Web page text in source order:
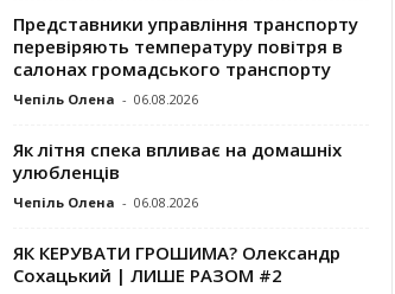
Представники управління транспорту
перевіряють температуру повітря в
салонах громадського транспорту
Чепіль Олена - 06.08.2026
Як літня спека впливає на домашніх
улюбленців
Чепіль Олена - 06.08.2026
ЯК КЕРУВАТИ ГРОШИМА? Олександр
Сохацький | ЛИШЕ РАЗОМ #2